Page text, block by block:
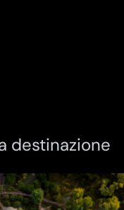
destinazione